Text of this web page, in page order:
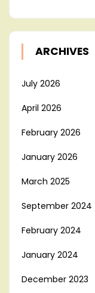
ARCHIVES
July 2026
April 2026
February 2026
January 2026
March 2025
September 2024
February 2024
January 2024
December 2023